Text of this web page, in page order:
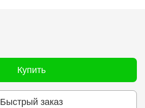
Купить
Быстрый заказ